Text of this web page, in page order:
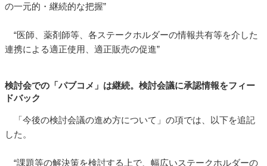
の一元的・継続的な把握”
“医師、薬剤師等、各ステークホルダーの情報共有等を介した
連携による適正使用、適正販売の促進”
検討会での「パブコメ」は継続。検討会議に承認情報をフィー
ドバック
「今後の検討会議の進め方について」の項では、以下を追記
した。
“課題等の解決策を検討する上で、幅広いステークホルダーの